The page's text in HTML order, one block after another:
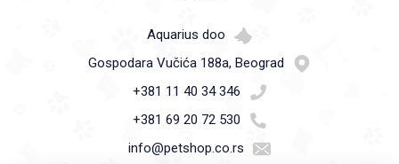
Aquarius doo
Gospodara Vučića 188a, Beograd
+381 11 40 34 346
+381 69 20 72 530
info@petshop.co.rs